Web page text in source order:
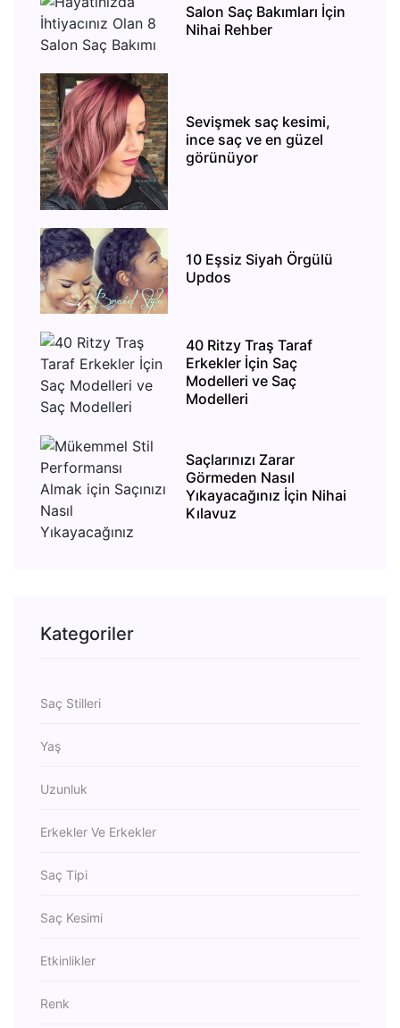
Salon Saç Bakımları İçin
Nihai Rehber
Sevişmek saç kesimi,
ince saç ve en güzel
görünüyor
10 Eşsiz Siyah Örgülü
Updos
40 Ritzy Traş Taraf
Erkekler İçin Saç
Modelleri ve Saç
Modelleri
Saçlarınızı Zarar
Görmeden Nasıl
Yıkayacağınız İçin Nihai
Kılavuz
Kategoriler
Saç Stilleri
Yaş
Uzunluk
Erkekler Ve Erkekler
Saç Tipi
Saç Kesimi
Etkinlikler
Renk